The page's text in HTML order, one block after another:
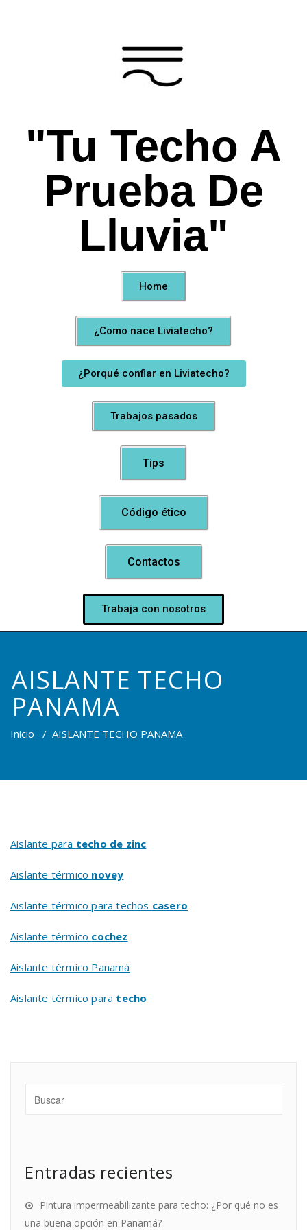
"Tu Techo A
Prueba De
Lluvia"
Home
¿Como nace Liviatecho?
¿Porqué confiar en Liviatecho?
Trabajos pasados
Tips
Código ético
Contactos
Trabaja con nosotros
AISLANTE TECHO
PANAMA
Inicio / AISLANTE TECHO PANAMA
Aislante para techo de zinc
Aislante térmico novey
Aislante térmico para techos casero
Aislante térmico cochez
Aislante térmico Panamá
Aislante térmico para techo
Entradas recientes
Pintura impermeabilizante para techo: ¿Por qué no es
una buena opción en Panamá?